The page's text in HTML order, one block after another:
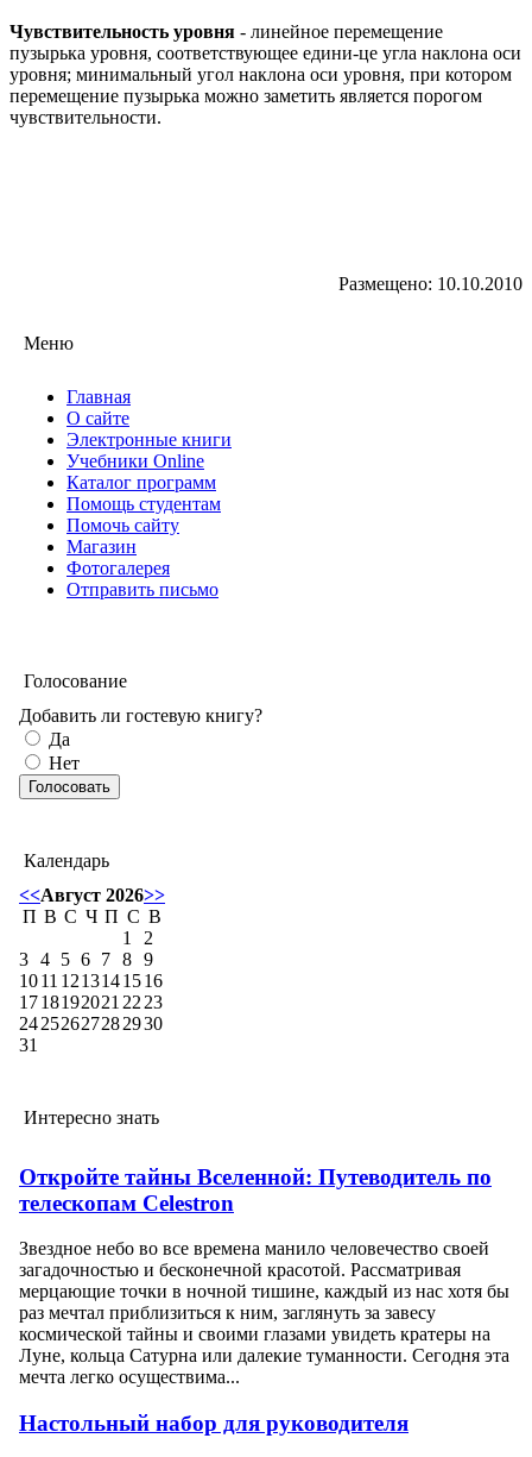
Чувствительность уровня - линейное перемещение
пузырька уровня, соответствующее едини-це угла наклона оси
уровня; минимальный угол наклона оси уровня, при котором
перемещение пузырька можно заметить является порогом
чувствительности.
Размещено: 10.10.2010
Меню
Главная
О сайте
Электронные книги
Учебники Online
Каталог программ
Помощь студентам
Помочь сайту
Магазин
Фотогалерея
Отправить письмо
Голосование
Добавить ли гостевую книгу?
Да
Нет
Календарь
<<Август 2026>>
П В С Ч П С В
1
2
3 4 5 6 7 8 9
1011 1213141516
1718192021 22 23
24252627282930
31
Интересно знать
Откройте тайны Вселенной: Путеводитель по
телескопам Celestron
Звездное небо во все времена манило человечество своей
загадочностью и бесконечной красотой. Рассматривая
мерцающие точки в ночной тишине, каждый из нас хотя бы
раз мечтал приблизиться к ним, заглянуть за завесу
космической тайны и своими глазами увидеть кратеры на
Луне, кольца Сатурна или далекие туманности. Сегодня эта
мечта легко осуществима...
Настольный набор для руководителя